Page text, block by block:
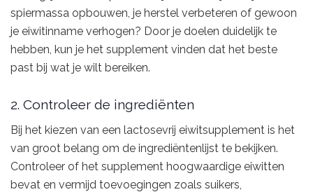
spiermassa opbouwen, je herstel verbeteren of gewoon
je eiwitinname verhogen? Door je doelen duidelijk te
hebben, kun je het supplement vinden dat het beste
past bij wat je wilt bereiken.
2. Controleer de ingrediënten
Bij het kiezen van een lactosevrij eiwitsupplement is het
van groot belang om de ingrediëntenlijst te bekijken.
Controleer of het supplement hoogwaardige eiwitten
bevat en vermijd toevoegingen zoals suikers,